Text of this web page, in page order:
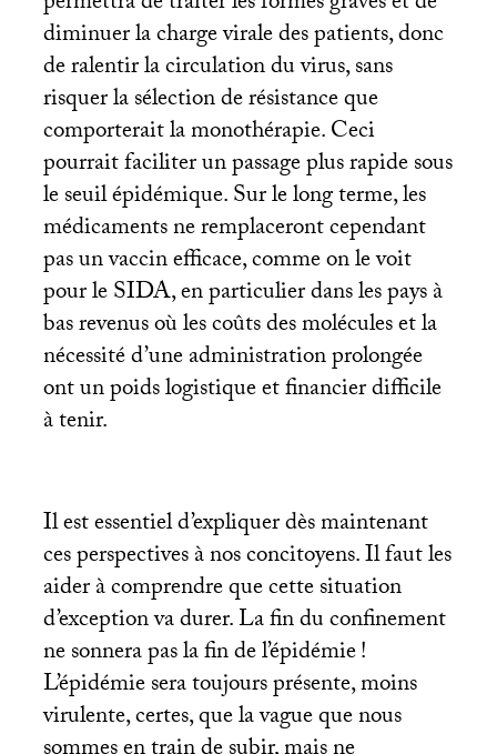
diminuer la charge virale des patients, donc
de ralentir la circulation du virus, sans
risquer la sélection de résistance que
comporterait la monothérapie. Ceci
pourrait faciliter un passage plus rapide sous
le seuil épidémique. Sur le long terme, les
médicaments ne remplaceront cependant
pas un vaccin efficace, comme on le voit
pour leSIDA, en particulier dans les pays à
bas revenus où les coûts des molécules et la
nécessité d’une administration prolongée
ont un poids logistique et financier difficile
à tenir.
Il est essentiel d’expliquer dès maintenant
ces perspectives à nos concitoyens. Il faut les
aider à comprendre que cette situation
d’exception va durer. La fin du confinement
ne sonnera pas la fin de l’épidémie!
L’épidémie sera toujours présente, moins
virulente, certes, que la vague que nous